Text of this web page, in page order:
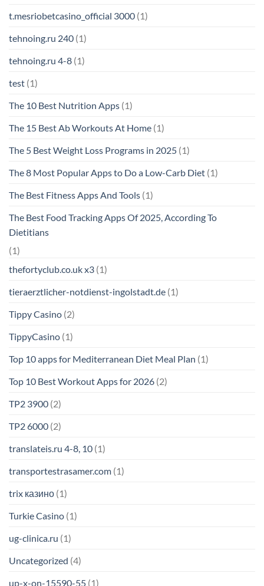
t.mesriobetcasino_official 3000 (1)
tehnoing.ru 240 (1)
tehnoing.ru 4-8 (1)
test (1)
The 10 Best Nutrition Apps (1)
The 15 Best Ab Workouts At Home (1)
The 5 Best Weight Loss Programs in 2025 (1)
The 8 Most Popular Apps to Do a Low-Carb Diet (1)
The Best Fitness Apps And Tools (1)
The Best Food Tracking Apps Of 2025, According To
Dietitians
(1)
thefortyclub.co.uk x3 (1)
tieraerztlicher-notdienst-ingolstadt.de (1)
Tippy Casino (2)
TippyCasino (1)
Top 10 apps for Mediterranean Diet Meal Plan (1)
Top 10 Best Workout Apps for 2026 (2)
TP2 3900 (2)
TP2 6000 (2)
translateis.ru 4-8, 10 (1)
transportestrasamer.com (1)
trix казино (1)
Turkie Casino (1)
ug-clinica.ru (1)
Uncategorized (4)
up-x-on-15590-55 (1)